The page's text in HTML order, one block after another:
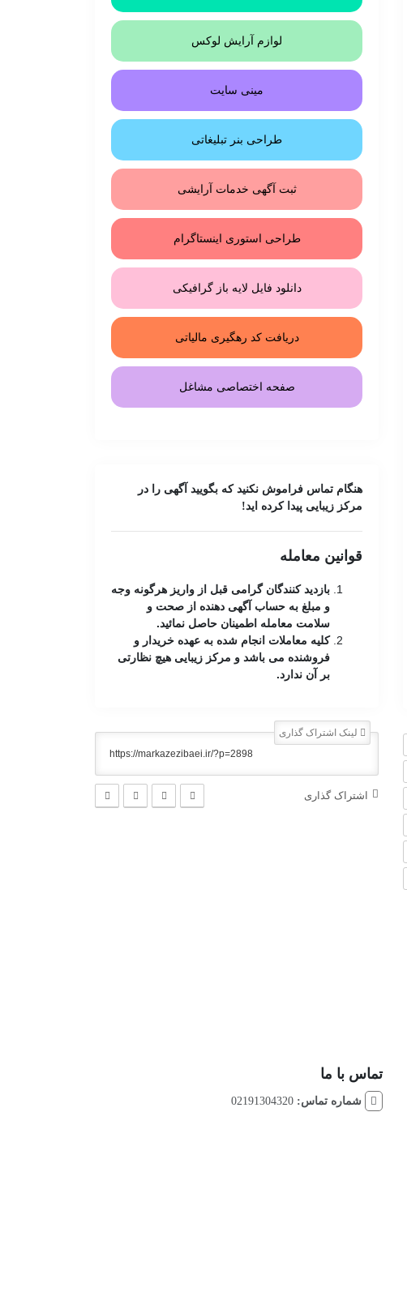
لوازم آرایش لوکس
مینی سایت
طراحی بنر تبلیغاتی
ثبت آگهی خدمات آرایشی
طراحی استوری اینستاگرام
دانلود فایل لایه باز گرافیکی
دریافت کد رهگیری مالیاتی
صفحه اختصاصی مشاغل
هنگام تماس فراموش نکنید که بگویید آگهی را در
مرکز زیبایی پیدا کرده اید!
قوانین معامله
بازدید کنندگان گرامی قبل از واریز هرگونه وجه
و مبلغ به حساب آگهی دهنده از صحت و
سلامت معامله اطمینان حاصل نمائید.
کلیه معاملات انجام شده به عهده خریدار و
فروشنده می باشد و مرکز زیبایی هیچ نظارتی
بر آن ندارد.
لینک اشتراک گذاری
اشتراک گذاری
تماس با ما
شماره تماس: 02191304320